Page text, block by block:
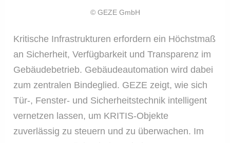
© GEZE GmbH
Kritische Infrastrukturen erfordern ein Höchstmaß
an Sicherheit, Verfügbarkeit und Transparenz im
Gebäudebetrieb. Gebäudeautomation wird dabei
zum zentralen Bindeglied. GEZE zeigt, wie sich
Tür-, Fenster- und Sicherheitstechnik intelligent
vernetzen lassen, um KRITIS-Objekte
zuverlässig zu steuern und zu überwachen. Im